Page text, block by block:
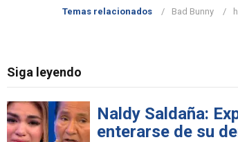
Temas relacionados Bad Bunny
Siga leyendo
Naldy Saldaña:
enterarse de su